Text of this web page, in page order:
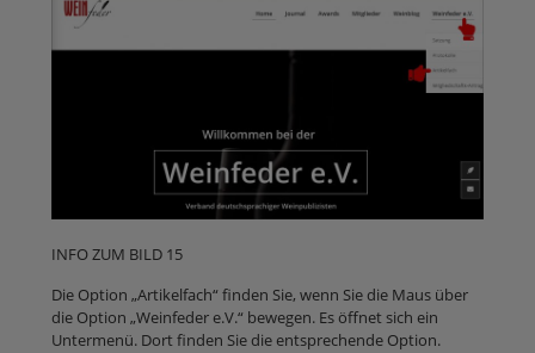
INFO ZUM BILD 15
Die Option „Artikelfach“ finden Sie, wenn Sie die Maus über
die Option „Weinfeder e.V.“ bewegen. Es öffnet sich ein
Untermenü. Dort finden Sie die entsprechende Option.